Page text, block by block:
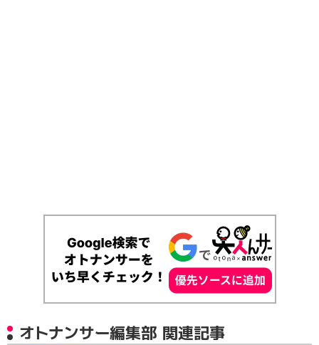
オトナンサー編集部 関連記事